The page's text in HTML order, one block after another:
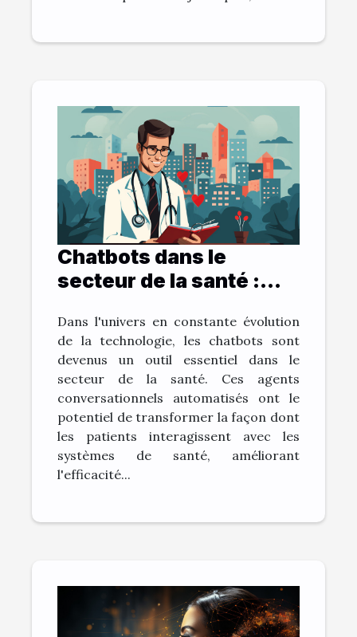
Chatbots dans le
secteur de la santé :
Dans l'univers en constante évolution
de la technologie, les chatbots sont
devenus un outil essentiel dans le
secteur de la santé. Ces agents
conversationnels automatisés ont le
potentiel de transformer la façon dont
les patients interagissent avec les
systèmes de santé, améliorant
l'efficacité...